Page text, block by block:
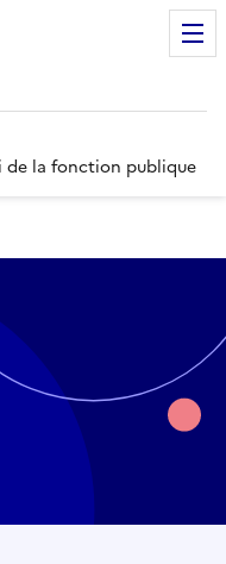
de la fonction publique